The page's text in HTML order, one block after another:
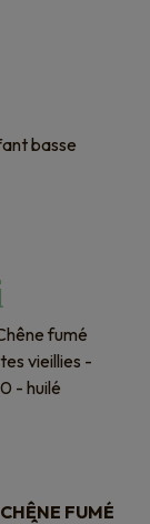
basse
FUMÉ